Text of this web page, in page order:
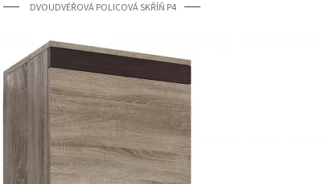
DVOUDVÉŘOVÁ POLICOVÁ SKŘÍŇ P4